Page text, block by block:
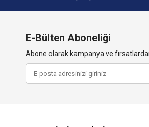
E-Bülten Aboneliği
Abone olarak kampanya ve